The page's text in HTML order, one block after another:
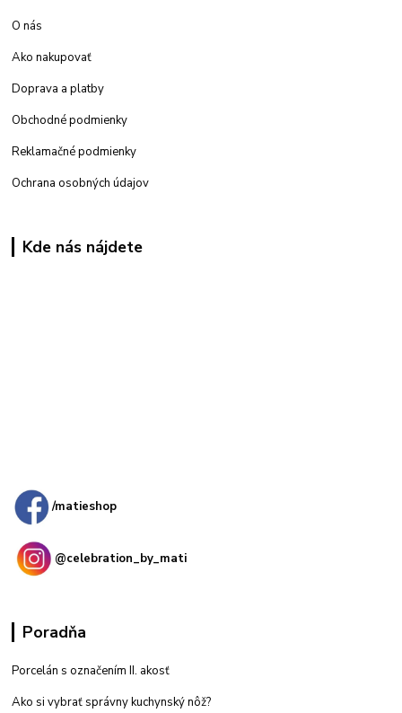
O nás
Ako nakupovať
Doprava a platby
Obchodné podmienky
Reklamačné podmienky
Ochrana osobných údajov
Kde nás nájdete
/matieshop
@celebration_by_mati
Poradňa
Porcelán s označením II. akosť
Ako si vybrať správny kuchynský nôž?